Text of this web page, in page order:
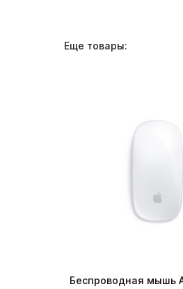
Еще товары:
Беспроводная мышь